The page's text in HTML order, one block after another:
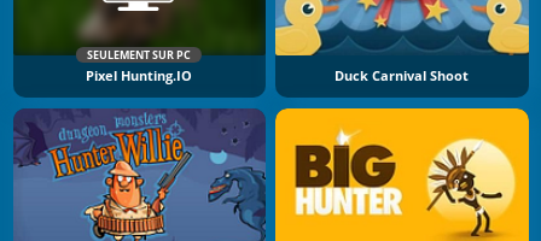
SEULEMENT SUR PC
Pixel Hunting.IO Duck Carnival Shoot